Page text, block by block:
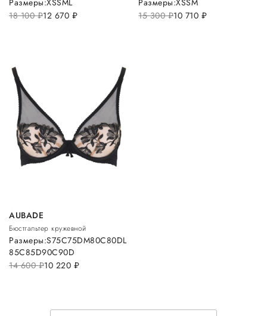
18 100руб.12 670 руб. 15 300руб.10 710 руб.
AUBADE
Бюстгальтер кружевной
14 600руб.10 220 руб.
Размеры:S75C75DM80C80DL
85C85D90C90D